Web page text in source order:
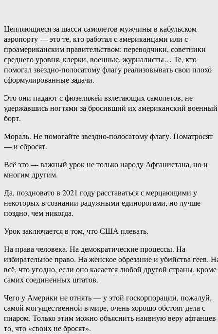
Цепляющиеся за шасси самолетов мужчины в кабульском
аэропорту — это те, кто работал с американцами или с
проамериканским правительством: переводчики, советники
среднего уровня, клерки, военные, журналисты… Те, кто
помогал звездно-полосатому флагу реализовывать свои плохо
сформулированные задачи.
Это они падают с фюзеляжей взлетающих самолетов, не
удержавшись ногтями за бросивший их американский военный
борт.
Мораль. Не помогайте звездно-полосатому флагу. Поматросят
— и сбросят.
Всё это — важный урок не только народу Афганистана, но и
многим другим.
Да, поздновато в 2021 году расставаться с мерцающими у
некоторых в сознании радужными единорогами, но лучше
поздно, чем никогда.
Урок заключается в том, что США плевать.
На права человека. На демократические процессы. На
избирательное право. На женское обрезание и убийства геев.
всё, что угодно, если оно касается любой другой страны, кроме
самих соединенных штатов.
Чего у Америки не отнять — у этой госкорпорации, пожалуй,
самой могущественной в мире, очень хорошо обстоят дела с
пиаром. Только этим можно объяснить наивную веру афганцев
то, что «своих не бросят».